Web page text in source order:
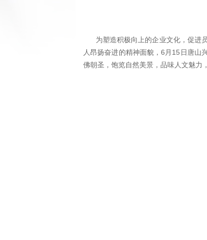
为塑造积极向上的企业文化，促进员
人昂扬奋进的精神面貌，6月15日唐山
佛朝圣，饱览自然美景，品味人文魅力